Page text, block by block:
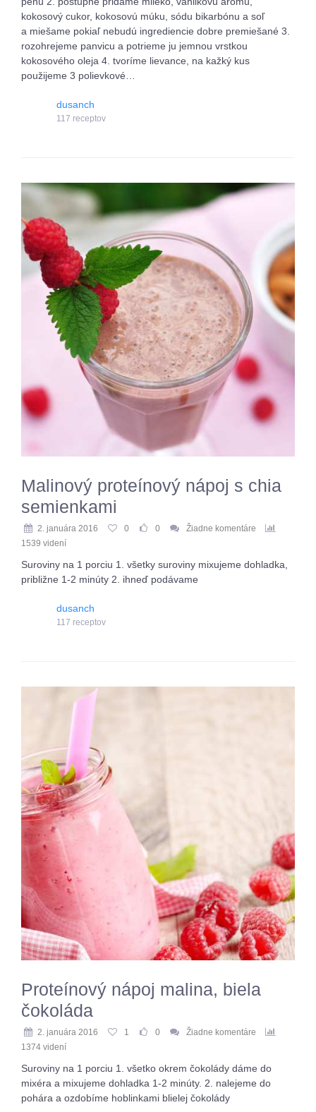
kokosový cukor, kokosovú múku, sódu bikarbónu a soľ
a miešame pokiaľ nebudú ingrediencie dobre premiešané 3.
rozohrejeme panvicu a potrieme ju jemnou vrstkou
kokosového oleja 4. tvoríme lievance, na kažký kus
použijeme 3 polievkové…
dusanch
117 receptov
Malinový proteínový nápoj s chia
semienkami
2. januára 2016 0 0
Žiadne komentáre
1539 videní
Suroviny na 1 porciu 1. všetky suroviny mixujeme dohladka,
približne 1-2 minúty 2. ihneď podávame
dusanch
117 receptov
Proteínový nápoj malina, biela
čokoláda
2. januára 2016 1 0
Žiadne komentáre
1374 videní
Suroviny na 1 porciu 1. všetko okrem čokolády dáme do
mixéra a mixujeme dohladka 1-2 minúty. 2. nalejeme do
pohára a ozdobíme hoblinkami blielej čokolády